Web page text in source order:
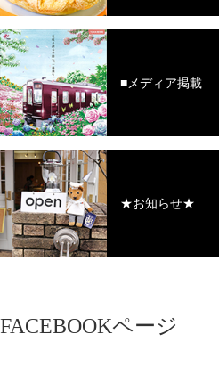
■メディア掲載
★お知らせ★
FACEBOOKページ